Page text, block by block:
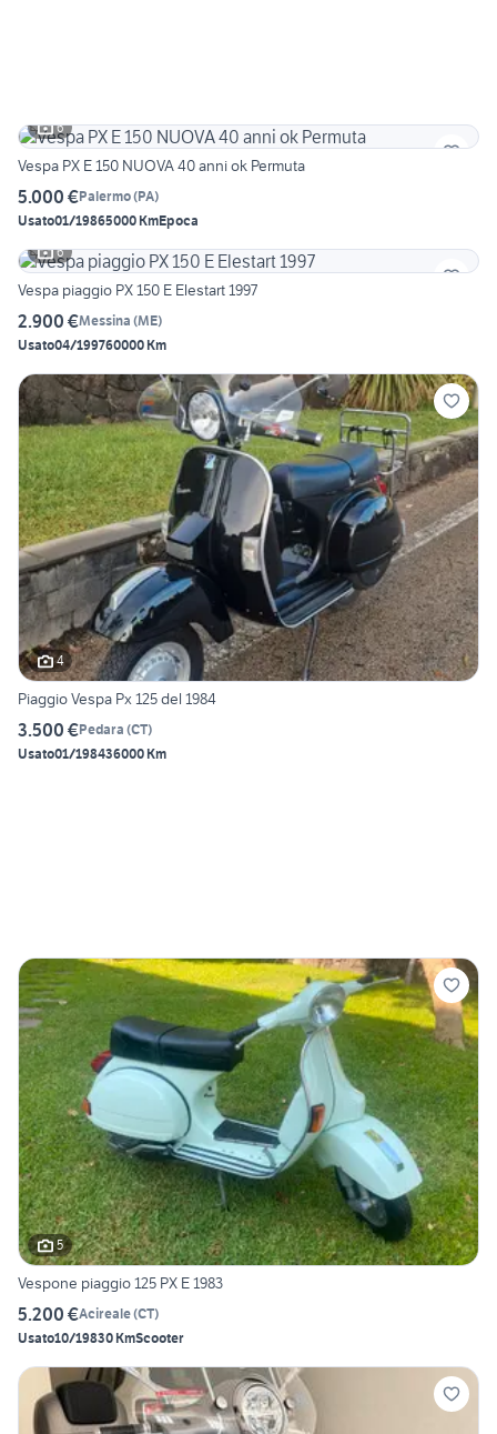
6
Vespa PX E 150 NUOVA 40 anni ok Permuta
5.000 €Palermo(PA)
Usato01/19865000 KmEpoca
6
Vespa piaggio PX 150 E Elestart 1997
2.900 €Messina (ME)
Usato04/199760000 Km
4
Piaggio Vespa Px 125 del 1984
3.500 €Pedara (CT)
Usato01/198436000 Km
5
Vespone piaggio 125 PX E 1983
5.200 €Acireale(CT)
Usato10/19830 KmScooter